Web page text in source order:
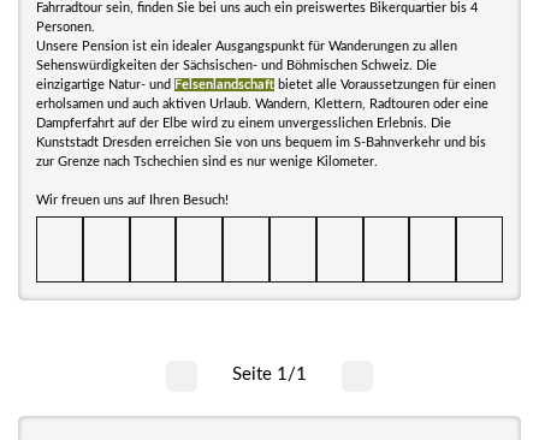
Fahrradtour sein, finden Sie bei uns auch ein preiswertes Bikerquartier bis 4
Personen.
Unsere Pension ist ein idealer Ausgangspunkt für Wanderungen zu allen
Sehenswürdigkeiten der Sächsischen- und Böhmischen Schweiz. Die
einzigartige Natur- und Felsenlandschaft bietet alle Voraussetzungen für einen
erholsamen und auch aktiven Urlaub. Wandern, Klettern, Radtouren oder eine
Dampferfahrt auf der Elbe wird zu einem unvergesslichen Erlebnis. Die
Kunststadt Dresden erreichen Sie von uns bequem im S-Bahnverkehr und bis
zur Grenze nach Tschechien sind es nur wenige Kilometer.
Wir freuen uns auf Ihren Besuch!
Seite 1/1